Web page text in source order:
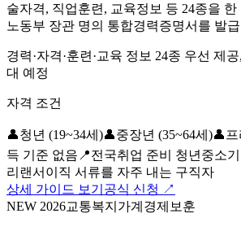
술자격, 직업훈련, 교육정보 등 24종을
노동부 장관 명의 통합경력증명서를 발
경력·자격·훈련·교육 정보 24종 우선 제
대 예정
자격 조건
👤청년 (19~34세)👤중장년 (35~64세)👤
득 기준 없음 📍전국취업 준비 청년 중소
리랜서 이직 서류를 자주 내는 구직자
상세 가이드 보기 공식 신청 ↗
NEW 2026교통복지 가계경제 보훈